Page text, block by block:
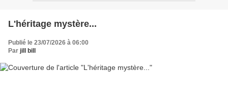
L'héritage mystère...
Publié le 23/07/2026 à 06:00
Par jill bill